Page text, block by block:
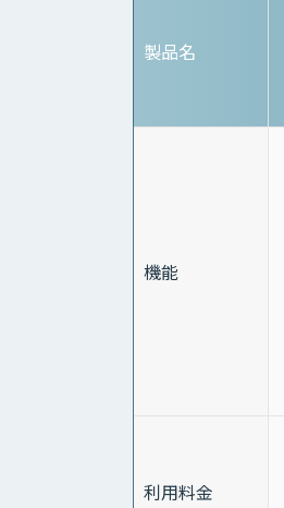
製品名
機能
利用料金